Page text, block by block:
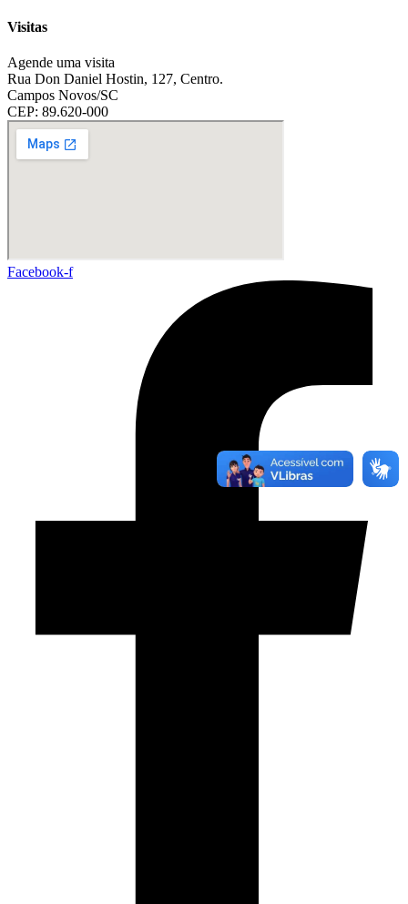
Visitas
Agende uma visita
Rua Don Daniel Hostin, 127, Centro.
Campos Novos/SC
CEP: 89.620-000
Facebook-f